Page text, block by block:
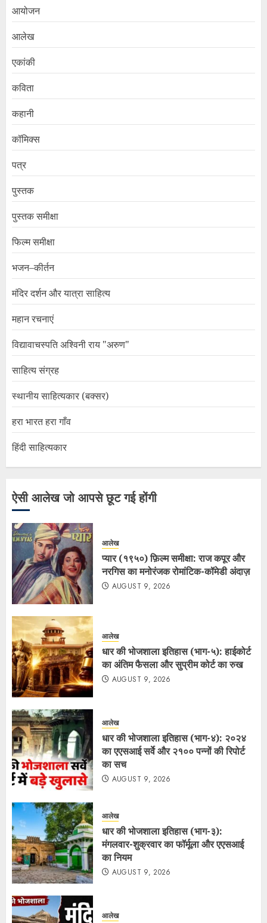
आयोजन
आलेख
एकांकी
कविता
कहानी
कॉमिक्स
पत्र
पुस्तक
पुस्तक समीक्षा
फिल्म समीक्षा
भजन–कीर्तन
मंदिर दर्शन और यात्रा साहित्य
महान रचनाएं
विद्यावाचस्पति अश्विनी राय "अरुण"
साहित्य संग्रह
स्थानीय साहित्यकार (बक्सर)
हरा भारत हरा गाँव
हिंदी साहित्यकार
ऐसी आलेख जो आपसे छूट गई होंगी
आलेख
प्यार (१९५०) फ़िल्म समीक्षा: राज कपूर और
नरगिस का मनोरंजक रोमांटिक-कॉमेडी अंदाज़
AUGUST 9, 2026
आलेख
धार की भोजशाला इतिहास (भाग-५): हाईकोर्ट
का अंतिम फैसला और सुप्रीम कोर्ट का रुख
AUGUST 9, 2026
आलेख
धार की भोजशाला इतिहास (भाग-४): २०२४
का एएसआई सर्वे और २१०० पन्नों की रिपोर्ट
का सच
AUGUST 9, 2026
आलेख
धार की भोजशाला इतिहास (भाग-३):
मंगलवार-शुक्रवार का फॉर्मूला और एएसआई
का नियम
AUGUST 9, 2026
आलेख